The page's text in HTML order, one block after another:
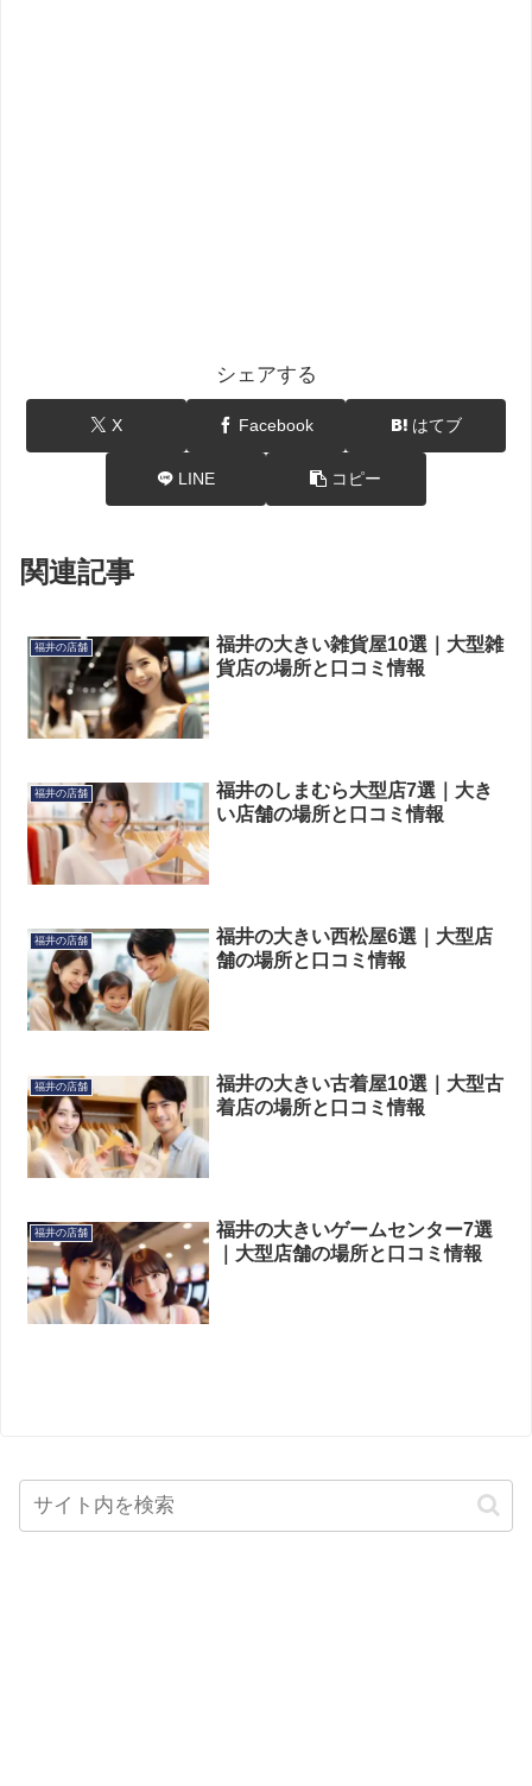
シェアする
X Facebook はてブ
LINE コピー
関連記事
福井の店舗
福井の大きい雑貨屋10選｜大型雑
貨店の場所と口コミ情報
福井の店舗
福井のしまむら大型店7選｜大き
い店舗の場所と口コミ情報
福井の店舗
福井の大きい西松屋6選｜大型店
舗の場所と口コミ情報
福井の店舗
福井の大きい古着屋10選｜大型古
着店の場所と口コミ情報
福井の店舗
福井の大きいゲームセンター7選
｜大型店舗の場所と口コミ情報